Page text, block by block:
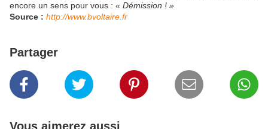
encore un sens pour vous : « Démission ! »
Source : http://www.bvoltaire.fr
Partager
Vous aimerez aussi